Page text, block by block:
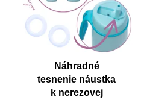
Náhradné
tesnenie náustka
k nerezovej